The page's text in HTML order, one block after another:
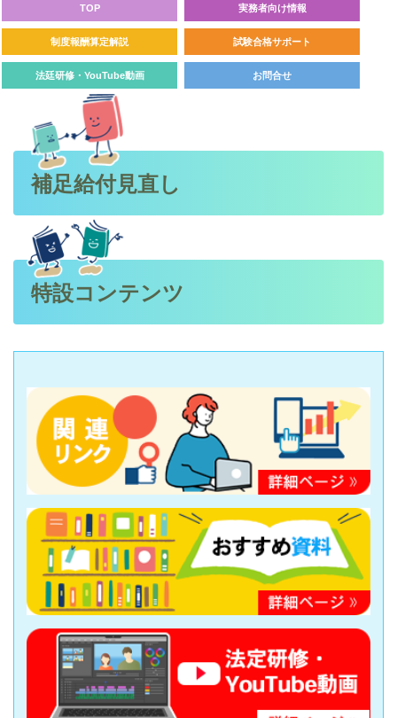
TOP 実務者向け情報
制度報酬算定解説 試験合格サポート
法廷研修・YouTube動画 お問合せ
補足給付見直し
特設コンテンツ